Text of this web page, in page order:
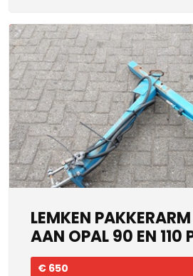
LEMKEN
AAN OPAL 90 EN 110
€ 650